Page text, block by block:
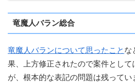
竜魔人バラン総合
竜魔人バランについて思ったこと な
果、上方修正されたので案件として
が、根本的な表記の問題は残ってい